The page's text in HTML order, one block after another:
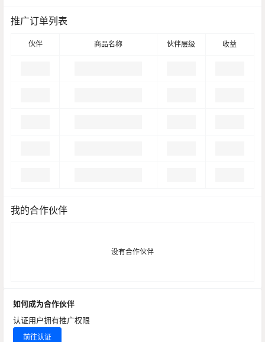
推广订单列表
伙伴 商品名称 伙伴层级 收益
我的合作伙伴
没有合作伙伴
如何成为合作伙伴
认证用户拥有推广权限
前往认证